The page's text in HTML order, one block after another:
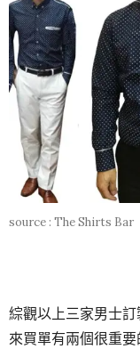
source : The Shirts Bar
綜觀以上三家男士
來買單有兩個很重